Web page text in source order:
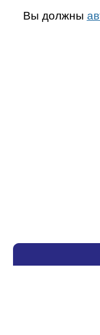
Вы должны